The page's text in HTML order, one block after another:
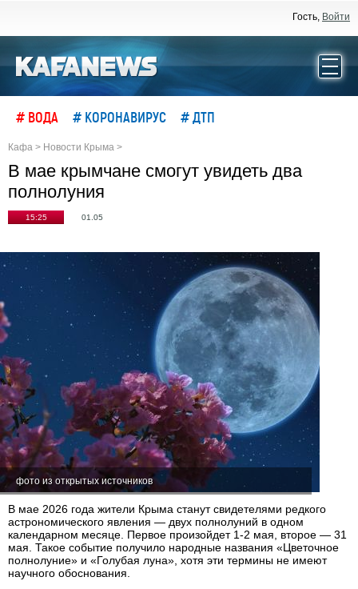
Гость, Войти
# ВОДА # КОРОНАВИРУС # ДТП
Кафа > Новости Крыма >
В мае крымчане смогут увидеть два
полнолуния
15:25 01.05
фото из открытых источников
В мае 2026 года жители Крыма станут свидетелями редкого
астрономического явления — двух полнолуний в одном
календарном месяце. Первое произойдет 1-2 мая, второе — 31
мая. Такое событие получило народные названия «Цветочное
полнолуние» и «Голубая луна», хотя эти термины не имеют
научного обоснования.